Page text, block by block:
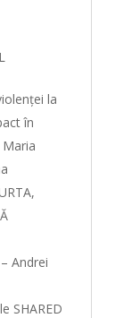
la
în
Andrei
SHARED